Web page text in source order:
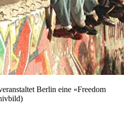
Berlin eine «Freedom